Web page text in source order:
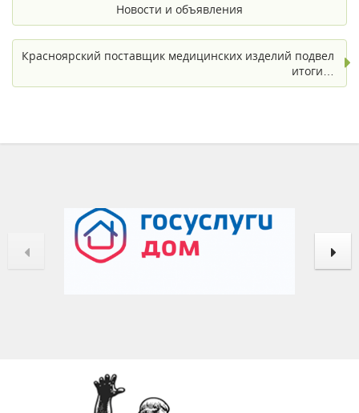
Новости и объявления
Красноярский поставщик медицинских изделий подвел
итоги…